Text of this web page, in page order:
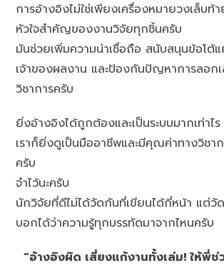
การอ้างอิงไม่ใช่เพียงเครื่องหมายวงเล็บท้
หัวใจสำคัญของงานวิจัยทุกชิ้นครับ
มันช่วยเพิ่มความน่าเชื่อถือ สนับสนุนข้อโต้แ
เจ้าของผลงาน และป้องกันปัญหาการลอก
วิชาการครับ
ยิ่งอ้างอิงได้ถูกต้องและเป็นระบบมากเท่า
เราก็ยิ่งดูเป็นมืออาชีพและมีคุณค่าทางวิชา
ครับ
จำไว้นะครับ
นักวิจัยที่ดีไม่ได้วัดกันที่เขียนได้กี่หน้า แต่วั
บอกได้ว่าความรู้ทุกบรรทัดมาจากไหนครับ
“อ้างอิงผิด เสี่ยงแก้งานทั้งเล่ม! ให้พี่ช่